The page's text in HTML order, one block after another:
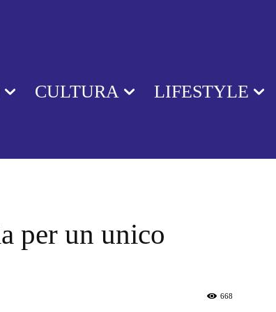
CULTURA LIFESTYLE
per un unico
668